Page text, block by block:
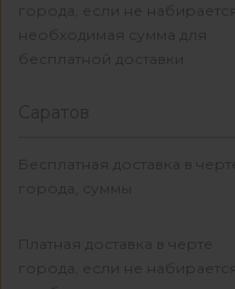
города, если не набирается
необходимая сумма для
бесплатной доставки
Саратов
Бесплатная доставка в черте
города, суммы
Платная доставка в черте
города, если не набирается